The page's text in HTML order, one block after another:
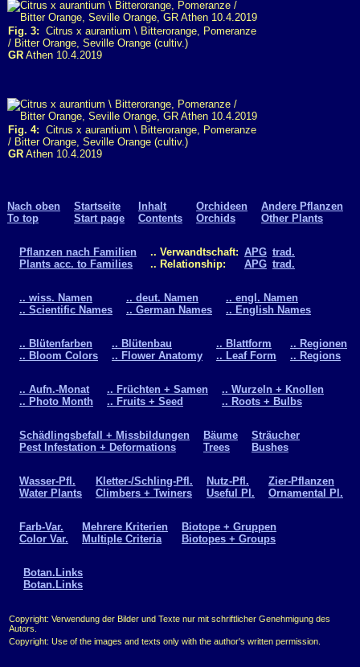
Fig. 3: Citrus x aurantium \ Bitterorange, Pomeranze
/ Bitter Orange, Seville Orange (cultiv.)
GR Athen 10.4.2019
Fig. 4: Citrus x aurantium \ Bitterorange, Pomeranze
/ Bitter Orange, Seville Orange (cultiv.)
GR Athen 10.4.2019
Nach oben
To top
Startseite
Start page
Inhalt
Contents
Orchideen
Orchids
Andere Pflanzen
Other Plants
Pflanzen nach Familien
Plants acc. to Families
.. Verwandtschaft:
.. Relationship:
APG
APG
trad.
trad.
.. wiss. Namen
.. Scientific Names
.. deut. Namen
.. German Names
.. engl. Namen
.. English Names
.. Blütenfarben
.. Bloom Colors
.. Blütenbau
.. Flower Anatomy
.. Blattform
.. Leaf Form
.. Regionen
.. Regions
.. Aufn.-Monat
.. Photo Month
.. Früchten + Samen
.. Fruits + Seed
.. Wurzeln + Knollen
.. Roots + Bulbs
Schädlingsbefall + Missbildungen
Pest Infestation + Deformations
Bäume
Trees
Sträucher
Bushes
Wasser-Pfl.
Water Plants
Kletter-/Schling-Pfl.
Climbers + Twiners
Nutz-Pfl.
Useful Pl.
Zier-Pflanzen
Ornamental Pl.
Farb-Var.
Color Var.
Mehrere Kriterien
Multiple Criteria
Biotope + Gruppen
Biotopes + Groups
Botan.Links
Botan.Links
Copyright: Verwendung der Bilder und Texte nur mit schriftlicher Genehmigung des
Autors.
Copyright: Use of the images and texts only with the author's written permission.